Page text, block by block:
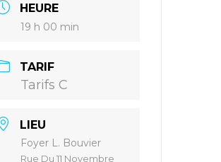
HEURE
19 h 00 min
TARIF
Tarifs C
LIEU
Foyer L. Bouvier
Rue Du 11 Novembre